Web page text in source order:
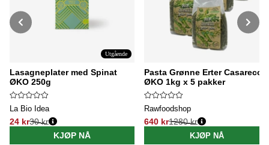
Utgående
Lasagneplater med Spinat
ØKO 250g
La Bio Idea
24 kr
Vanlig pris:
30 kr
KJØP NÅ
Pasta Grønne Erter Casarecce
ØKO 1kg x 5 pakker
Rawfoodshop
640 kr
Vanlig pris:
1280 kr
KJØP NÅ